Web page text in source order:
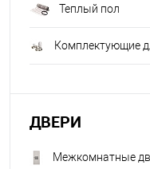
Теплый пол
Комплектующие
ДВЕРИ
Межкомнатные